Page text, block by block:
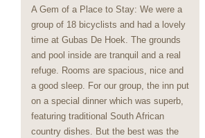
A Gem of a Place to Stay: We were a
group of 18 bicyclists and had a lovely
time at Gubas De Hoek. The grounds
and pool inside are tranquil and a real
refuge. Rooms are spacious, nice and
a good sleep. For our group, the inn put
on a special dinner which was superb,
featuring traditional South African
country dishes. But the best was the